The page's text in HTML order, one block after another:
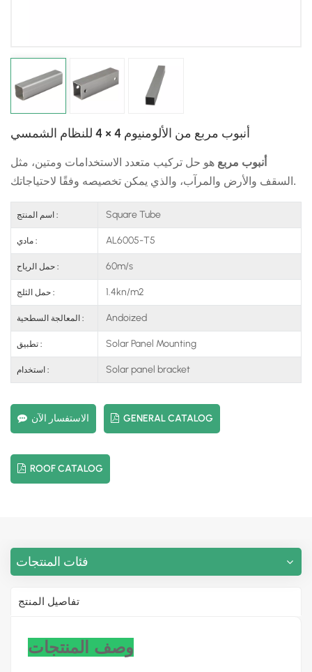
أنبوب مربع من الألومنيوم 4 × 4 للنظام الشمسي
أنبوب مربع هو حل تركيب متعدد الاستخدامات ومتين، مثل
السقف والأرض والمرآب، والذي يمكن تخصيصه وفقًا لاحتياجاتك.
اسم المنتج : Square Tube
مادي : AL6005-T5
حمل الرياح : 60m/s
حمل الثلج : 1.4kn/m2
المعالجة السطحية : Andoized
تطبيق : Solar Panel Mounting
استخدام : Solar panel bracket
الاستفسار الآن GENERAL CATALOG
ROOF CATALOG
فئات المنتجات
تفاصيل المنتج
وصف المنتجات